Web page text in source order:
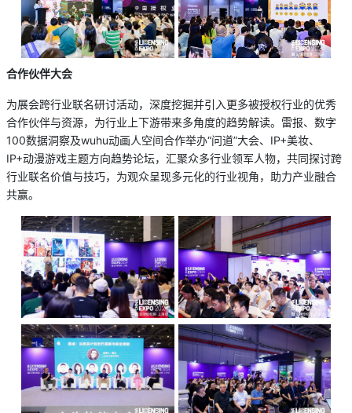
合作伙伴大会
为展会跨行业联名研讨活动，深度挖掘并引入更多被授权行业的优秀
合作伙伴与资源，为行业上下游带来多角度的趋势解读。雷报、数字
100数据洞察及wuhu动画人空间合作举办“问道”大会、IP+美妆、
IP+动漫游戏主题方向趋势论坛，汇聚众多行业领军人物，共同探讨跨
行业联名价值与技巧，为观众呈现多元化的行业视角，助力产业融合
共赢。